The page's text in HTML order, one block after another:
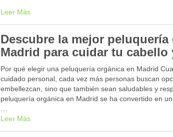
Leer Más
Descubre la mejor peluquería
Madrid para cuidar tu cabello
Por qué elegir una peluquería orgánica en Madrid
cuidado personal, cada vez más personas buscan
embellezcan, sino que también sean saludables y
peluquería orgánica en Madrid se ha convertido en
Leer Más